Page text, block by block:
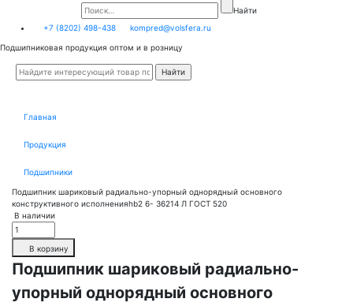
Найти
+7 (8202) 498-438
kompred@volsfera.ru
Подшипниковая продукция оптом и в розницу
Главная
Продукция
Подшипники
Подшипник шариковый радиально-упорный однорядный основного
конструктивного исполненияhb2 6- 36214 Л ГОСТ 520
В наличии
В корзину
Подшипник шариковый радиально-
упорный однорядный основного